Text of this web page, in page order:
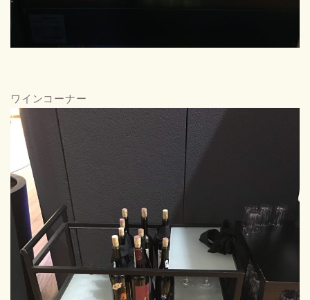
ワインコーナー